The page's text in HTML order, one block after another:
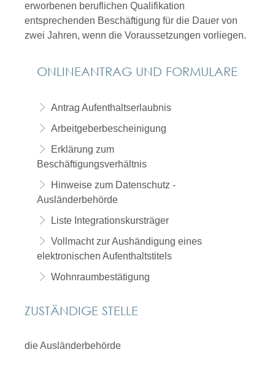
erworbenen beruflichen Qualifikation
entsprechenden Beschäftigung für die Dauer von
zwei Jahren, wenn die Voraussetzungen vorliegen.
ONLINEANTRAG UND FORMULARE
Antrag Aufenthaltserlaubnis
Arbeitgeberbescheinigung
Erklärung zum
Beschäftigungsverhältnis
Hinweise zum Datenschutz -
Ausländerbehörde
Liste Integrationskursträger
Vollmacht zur Aushändigung eines
elektronischen Aufenthaltstitels
Wohnraumbestätigung
ZUSTÄNDIGE STELLE
die Ausländerbehörde